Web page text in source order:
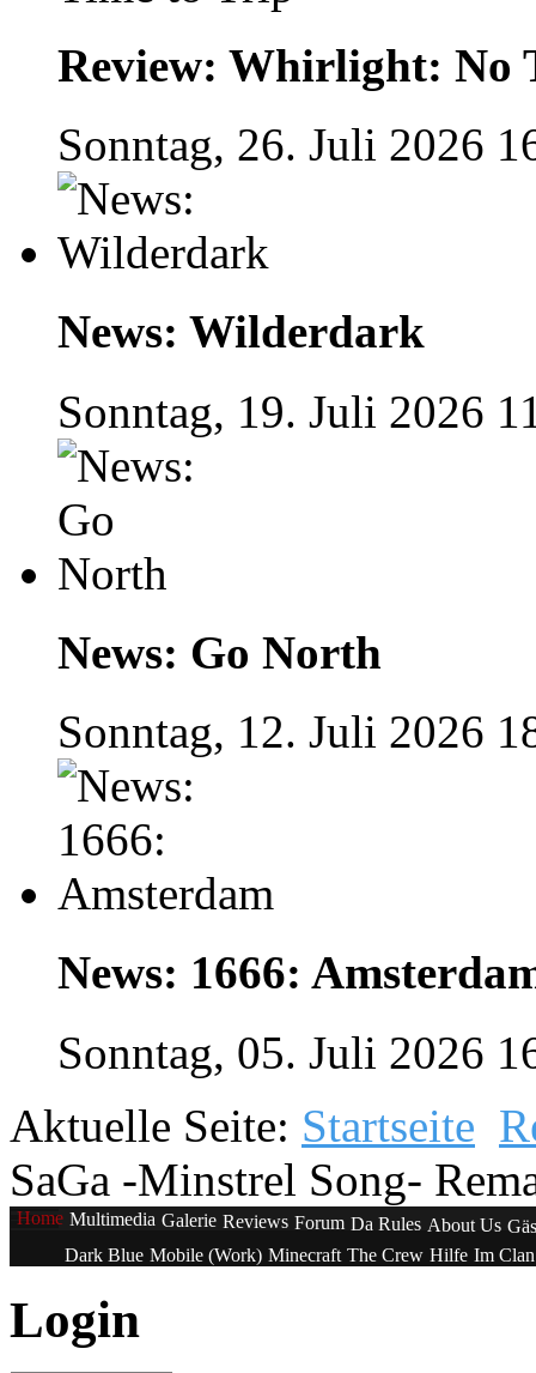
Review: Whirlight: No
Sonntag, 26. Juli 2026
News: Wilderdark
Sonntag, 19. Juli 2026
News: Go North
Sonntag, 12. Juli 2026
News: 1666:
Sonntag, 05. Juli 2026
Aktuelle Seite: Startseite
SaGa -Minstrel Song-
Home Multimedia Galerie Reviews Forum Da Rules About Us
Dark Blue Mobile (Work) Minecraft The Crew Hilfe Im
Login